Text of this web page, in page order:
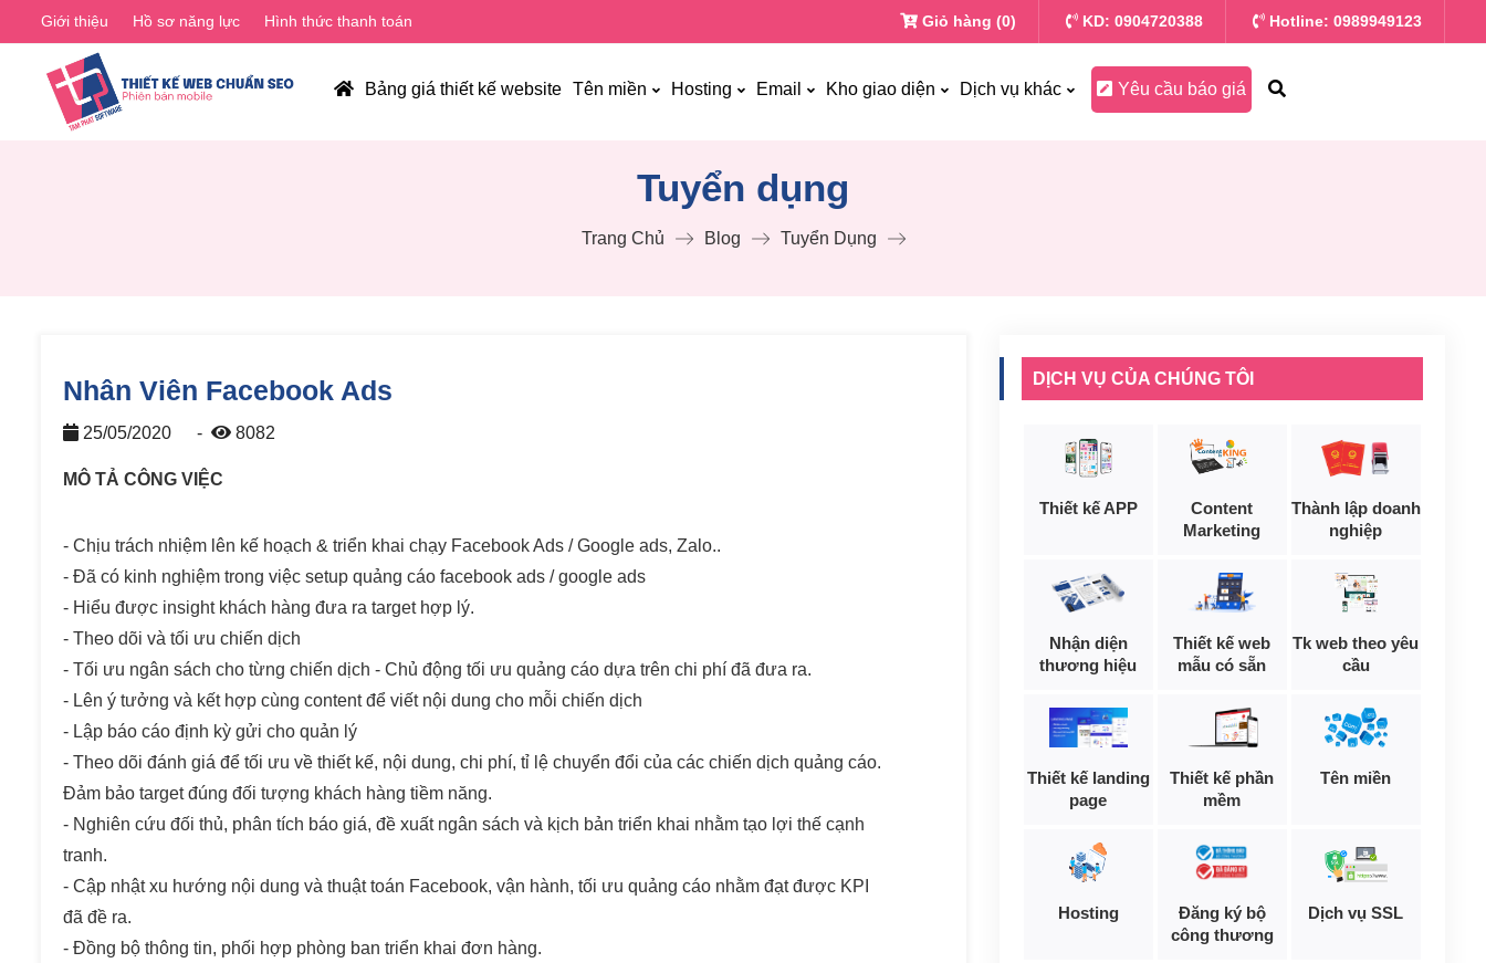
Giới thiệu Hồ sơ năng lực Hình thức thanh toán Giỏ hàng (0) KD: 0904720388 Hotline: 0989949123
Bảng giá thiết kế website Tên miền Hosting Email Kho giao diện Dịch vụ khác Yêu cầu báo giá
Tuyển dụng
Trang Chủ Blog Tuyển Dụng
Nhân Viên Facebook Ads
25/05/2020 - 8082
MÔ TẢ CÔNG VIỆC
- Chịu trách nhiệm lên kế hoạch & triển khai chạy Facebook Ads / Google ads, Zalo..
- Đã có kinh nghiệm trong việc setup quảng cáo facebook ads / google ads
- Hiểu được insight khách hàng đưa ra target hợp lý.
- Theo dõi và tối ưu chiến dịch
- Tối ưu ngân sách cho từng chiến dịch - Chủ động tối ưu quảng cáo dựa trên chi phí đã đưa ra.
- Lên ý tưởng và kết hợp cùng content để viết nội dung cho mỗi chiến dịch
- Lập báo cáo định kỳ gửi cho quản lý
- Theo dõi đánh giá để tối ưu về thiết kế, nội dung, chi phí, tỉ lệ chuyển đổi của các chiến dịch quảng cáo.
Đảm bảo target đúng đối tượng khách hàng tiềm năng.
- Nghiên cứu đối thủ, phân tích báo giá, đề xuất ngân sách và kịch bản triển khai nhằm tạo lợi thế cạnh
tranh.
- Cập nhật xu hướng nội dung và thuật toán Facebook, vận hành, tối ưu quảng cáo nhằm đạt được KPI
đã đề ra.
- Đồng bộ thông tin, phối hợp phòng ban triển khai đơn hàng.
DỊCH VỤ CỦA CHÚNG TÔI
Thiết kế APP
Content
Marketing
Thành lập doanh
nghiệp
Nhận diện
thương hiệu
Thiết kế web
mẫu có sẵn
Tk web theo yêu
cầu
Thiết kế landing
page
Thiết kế phần
mềm
Tên miền
Hosting
Đăng ký bộ
công thương
Dịch vụ SSL